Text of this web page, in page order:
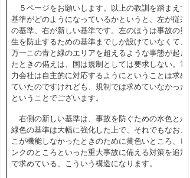
５ページをお願いします。以上の教訓を踏まえて
基準がどのようになっているかというと、左が従来
の基準、右が新しい基準です。左のほうは事故の発
生を防止するための基準までしか設けていなくて、
万一この青と緑のエリアを超えるような事態が起き
たときの備えは、国は規制としては要求しない。電
力会社は自主的に対応するようにということは求め
ていたのですけれども、規制では求めていなかった
ということでございます。
右側の新しい基準は、事故を防ぐための水色とか
緑色の基準は大幅に強化した上で、それでもなおこ
こが機能しなかったときのために黄色いところ、ピ
ンクのところといった重大事故に備える対策を追加
で求めている、こういう構造になります。